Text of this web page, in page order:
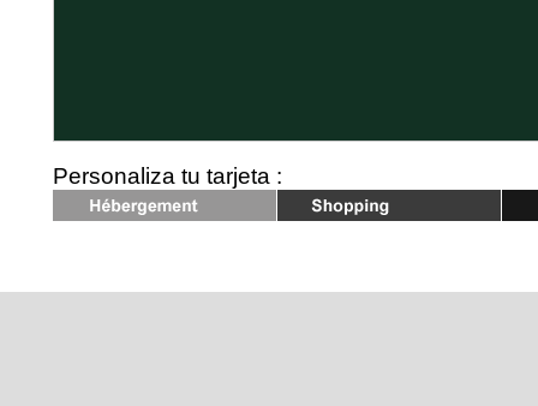
Personaliza tu tarjeta :
Shopping Loisirs